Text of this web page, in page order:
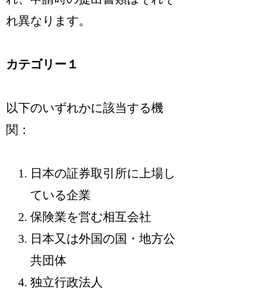
れ異なります。
カテゴリー１
以下のいずれかに該当する機
関：
日本の証券取引所に上場し
ている企業
保険業を営む相互会社
日本又は外国の国・地方公
共団体
独立行政法人